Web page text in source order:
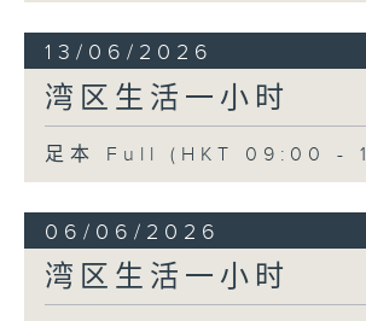
13/06/2026
湾区生活一小时
足本 Full (HKT 09:00 -
06/06/2026
湾区生活一小时